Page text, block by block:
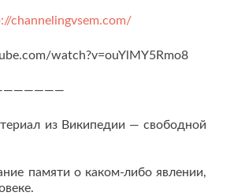
channelingvsem.com/
watch?v=ouYlMY5Rmo8
из Википедии — свободной
памяти о каком-либо явлении,